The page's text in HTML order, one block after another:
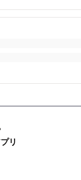
リ